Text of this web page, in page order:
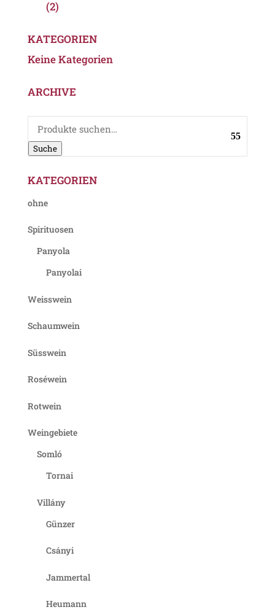
(2)
KATEGORIEN
Keine Kategorien
ARCHIVE
Suche
nach:
Suche
KATEGORIEN
ohne
Spirituosen
Panyola
Panyolai
Weisswein
Schaumwein
Süsswein
Roséwein
Rotwein
Weingebiete
Somló
Tornai
Villány
Günzer
Csányi
Jammertal
Heumann